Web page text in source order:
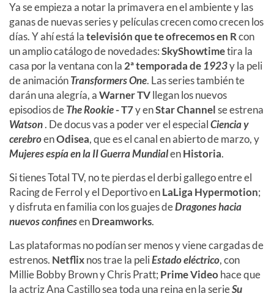
Ya se empieza a notar la primavera en el ambiente y las
ganas de nuevas series y películas crecen como crecen los
días. Y ahí está latelevisión que te ofrecemos en Rcon
un amplio catálogo de novedades:SkyShowtimetira la
casa por la ventana con la 2ª temporada de 1923y la peli
de animaciónTransformers One. Las series también te
darán una alegría, aWarner TVllegan los nuevos
episodios deThe Rookie- T7y enStar Channelse estrena
Watson. De docus vas a poder ver el especialCiencia y
cerebroenOdisea, que es el canal en abierto de marzo, y
Mujeres espía en la II Guerra MundialenHistoria.
Si tienes Total TV, no te pierdas el derbi gallego entre el
Racing de Ferrol y el Deportivo enLaLiga Hypermotion;
y disfruta en familia con los guajes deDragones hacia
nuevos confinesenDreamworks.
Las plataformas no podían ser menos y viene cargadas de
estrenos. Netflixnos traela peliEstado eléctrico, con
Millie Bobby Brown y Chris Pratt; Prime Video hace que
la actriz Ana Castillo sea toda una reina en la serieSu